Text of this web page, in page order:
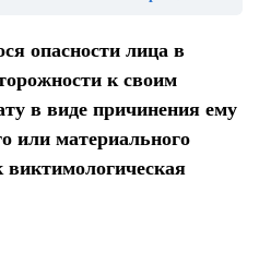
опасности лица в
к своим
в виде причинения ему
или материального
виктимологическая